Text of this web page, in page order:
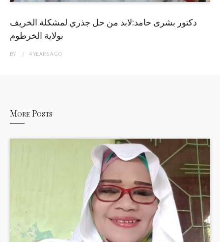
دكتور بشرى حامد:لابد من حل جذري لمشكلة الخريف
بولاية الخرطوم
BY 4 YEARSAGO
More Posts